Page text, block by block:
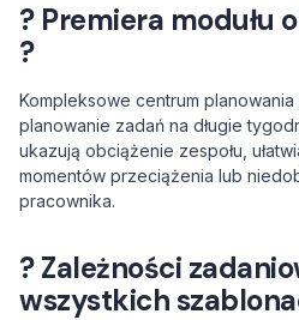
? Premiera modułu
?
Kompleksowe centrum
planowanie zadań na długie
ukazują obciążenie zespołu,
momentów przeciążenia lub
pracownika.
? Zależności
wszystkich